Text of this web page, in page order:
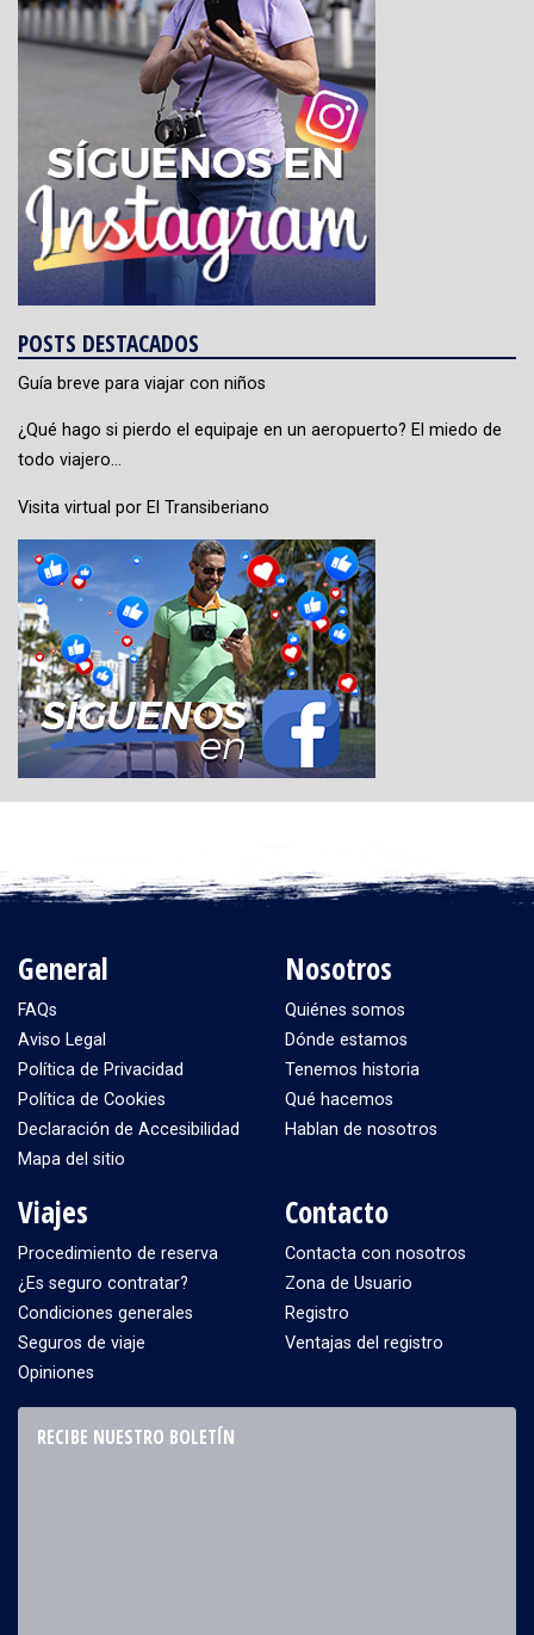
POSTS DESTACADOS
Guía breve para viajar con niños
¿Qué hago si pierdo el equipaje en un aeropuerto? El miedo de
todo viajero…
Visita virtual por El Transiberiano
General
FAQs
Aviso Legal
Política de Privacidad
Política de Cookies
Declaración de Accesibilidad
Mapa del sitio
Nosotros
Quiénes somos
Dónde estamos
Tenemos historia
Qué hacemos
Hablan de nosotros
Viajes
Procedimiento de reserva
¿Es seguro contratar?
Condiciones generales
Seguros de viaje
Opiniones
Contacto
Contacta con nosotros
Zona de Usuario
Registro
Ventajas del registro
RECIBE NUESTRO BOLETÍN